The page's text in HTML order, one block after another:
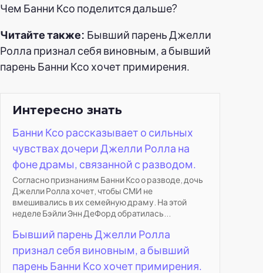
Чем Банни Ксо поделится дальше?
Читайте также: Бывший парень Джелли
Ролла признал себя виновным, а бывший
парень Банни Ксо хочет примирения.
Интересно знать
Банни Ксо рассказывает о сильных
чувствах дочери Джелли Ролла на
фоне драмы, связанной с разводом.
Согласно признаниям Банни Ксо о разводе, дочь
Джелли Ролла хочет, чтобы СМИ не
вмешивались в их семейную драму. На этой
неделе Бэйли Энн ДеФорд обратилась...
Бывший парень Джелли Ролла
признал себя виновным, а бывший
парень Банни Ксо хочет примирения.